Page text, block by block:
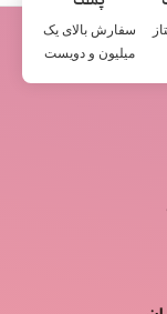
سفارش بالای یک
میلیون و دویست